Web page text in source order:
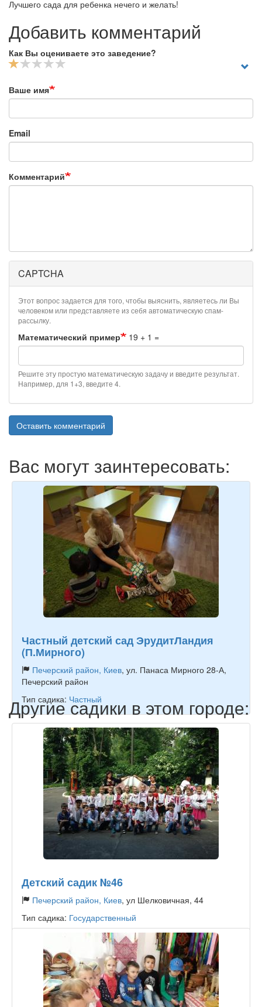
Лучшего сада для ребенка нечего и желать!
Добавить комментарий
Как Вы оцениваете это заведение?
Ваше имя
Email
Комментарий
CAPTCHA
Этот вопрос задается для того, чтобы выяснить, являетесь ли Вы
человеком или представляете из себя автоматическую спам-
рассылку.
Математический пример 19 + 1 =
Решите эту простую математическую задачу и введите результат.
Например, для 1+3, введите 4.
Оставить комментарий
Вас могут заинтересовать:
Частный детский сад ЭрудитЛандия
(П.Мирного)
Печерский район, Киев, ул. Панаса Мирного 28-А,
Печерский район
Тип садика: Частный
Другие садики в этом городе:
Детский садик №46
Печерский район, Киев, ул Шелковичная, 44
Тип садика: Государственный